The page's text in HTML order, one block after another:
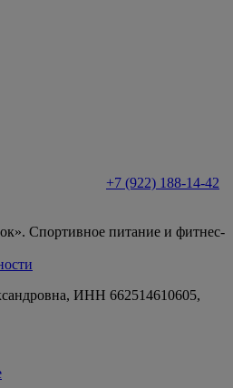
+7 (922) 188-14-42
Спортивное питание и фитнес-
ИНН 662514610605,